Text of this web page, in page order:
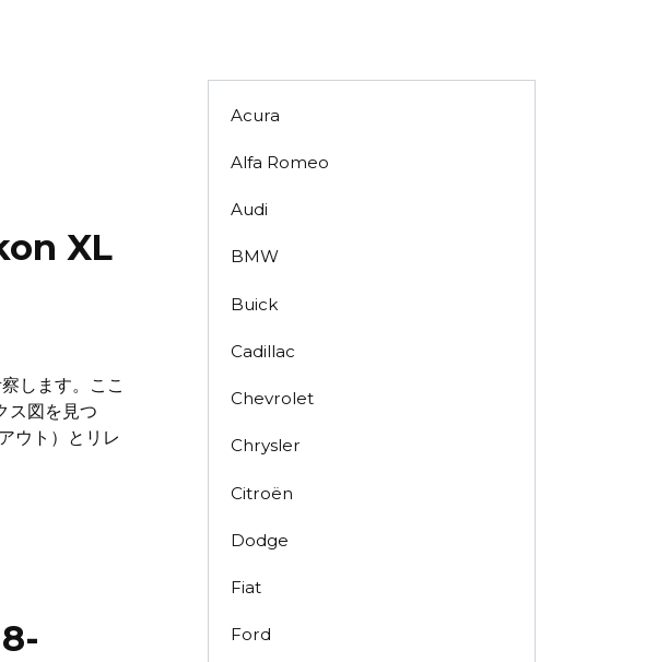
XL
します。ここ
ス図を見つ
ウト）とリレ
Acura
Alfa Romeo
Audi
BMW
Buick
Cadillac
Chevrolet
Chrysler
Citroën
Dodge
Fiat
Ford